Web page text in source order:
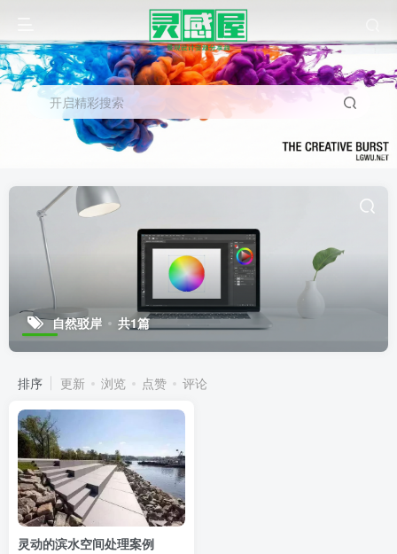
开启精彩搜索
自然驳岸 共1篇
排序 更新 浏览 点赞 评论
灵动的滨水空间处理案例